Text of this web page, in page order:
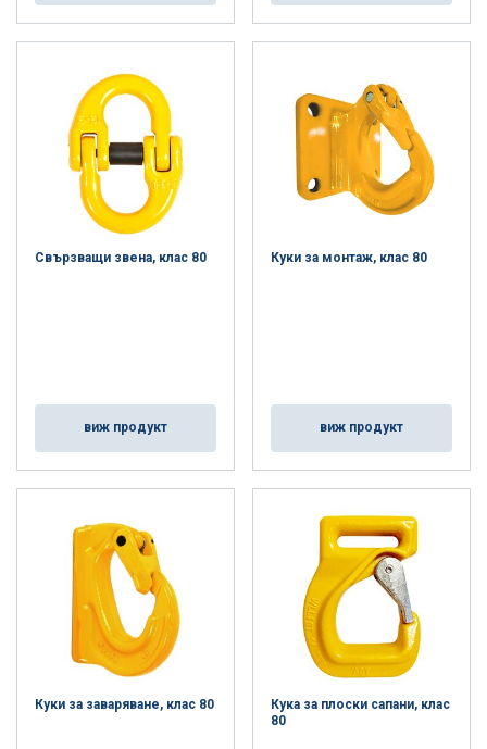
Свързващи звена, клас 80
виж продукт
Куки за монтаж, клас 80
виж продукт
Куки за заваряване, клас 80
Кука за плоски сапани, клас
80